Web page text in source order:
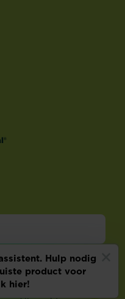
info
aanpassen